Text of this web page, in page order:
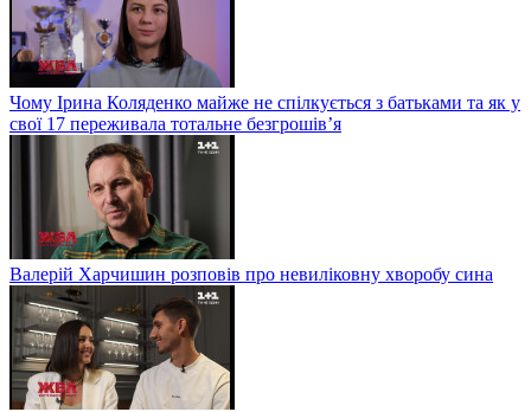
Чому Ірина Коляденко майже не спілкується з батьками та як у
свої 17 переживала тотальне безгрошів’я
Валерій Харчишин розповів про невиліковну хворобу сина